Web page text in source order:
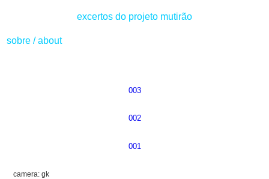
excertos do projeto mutirão
sobre / about
003
002
001
camera: gk